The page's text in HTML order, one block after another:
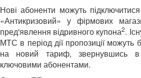
Нові абоненти можуть
«Антикризовий» у фірмових
пред'явлення відривного купона2.
МТС в період дії пропозиції можуть
на новий тариф, звернувшись
ключовими абонентами.